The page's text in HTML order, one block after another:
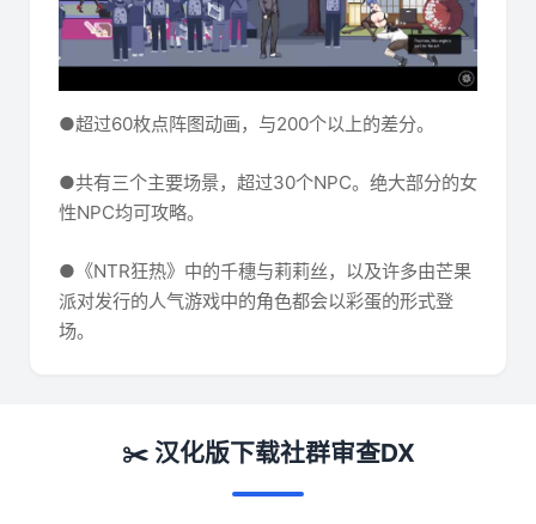
●超过60枚点阵图动画，与200个以上的差分。
●共有三个主要场景，超过30个NPC。绝大部分的女
性NPC均可攻略。
●《NTR狂热》中的千穗与莉莉丝，以及许多由芒果
派对发行的人气游戏中的角色都会以彩蛋的形式登
场。
✂️ 汉化版下载社群审查DX